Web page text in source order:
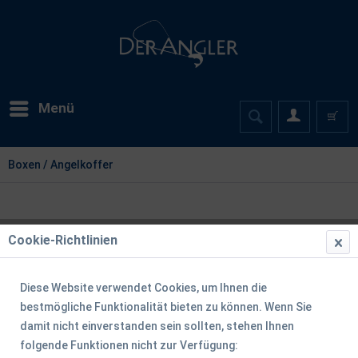
Menü
Boxen / Angelkoffer
Cookie-Richtlinien
Diese Website verwendet Cookies, um Ihnen die
bestmögliche Funktionalität bieten zu können. Wenn Sie
damit nicht einverstanden sein sollten, stehen Ihnen
folgende Funktionen nicht zur Verfügung: